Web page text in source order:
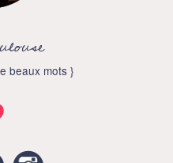
beaux mots }